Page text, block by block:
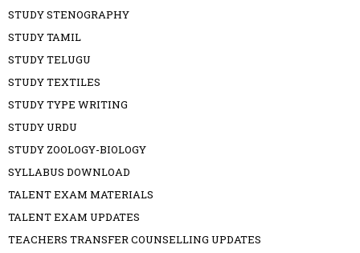
STUDY STENOGRAPHY
STUDY TAMIL
STUDY TELUGU
STUDY TEXTILES
STUDY TYPE WRITING
STUDY URDU
STUDY ZOOLOGY-BIOLOGY
SYLLABUS DOWNLOAD
TALENT EXAM MATERIALS
TALENT EXAM UPDATES
TEACHERS TRANSFER COUNSELLING UPDATES